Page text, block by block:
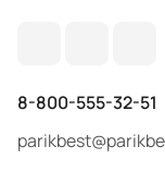
8-800-555-32-51